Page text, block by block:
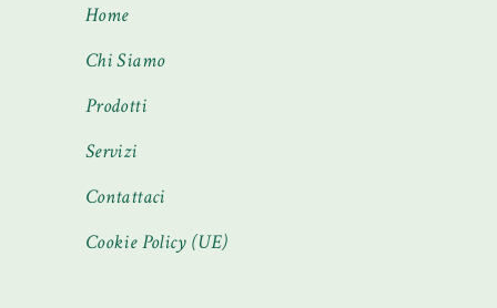
Home
Chi Siamo
Prodotti
Servizi
Contattaci
Cookie Policy (UE)